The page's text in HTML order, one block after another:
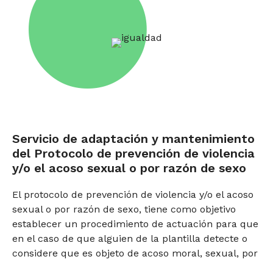
Servicio de adaptación y mantenimiento
del Protocolo de prevención de violencia
y/o el acoso sexual o por razón de sexo
El protocolo de prevención de violencia y/o el acoso
sexual o por razón de sexo, tiene como objetivo
establecer un procedimiento de actuación para que
en el caso de que alguien de la plantilla detecte o
considere que es objeto de acoso moral, sexual, por